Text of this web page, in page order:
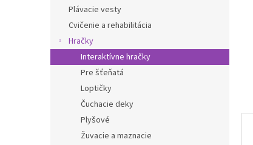
Plávacie vesty
Cvičenie a rehabilitácia
Hračky
Interaktívne hračky
Pre šťeňatá
Loptičky
Čuchacie deky
Plyšové
Žuvacie a maznacie